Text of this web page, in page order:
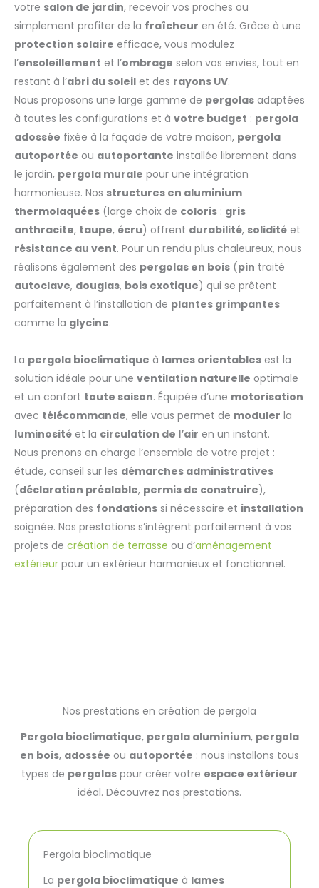
votre salon de jardin, recevoir vos proches ou
simplement profiter de la fraîcheur en été. Grâce à une
protection solaire efficace, vous modulez
l’ensoleillement et l’ombrage selon vos envies, tout en
restant à l’abri du soleil et des rayons UV.
Nous proposons une large gamme de pergolas adaptées
à toutes les configurations et à votre budget : pergola
adossée fixée à la façade de votre maison, pergola
autoportée ou autoportante installée librement dans
le jardin, pergola murale pour une intégration
harmonieuse. Nos structures en aluminium
thermolaquées (large choix de coloris : gris
anthracite, taupe, écru) offrent durabilité, solidité et
résistance au vent. Pour un rendu plus chaleureux, nous
réalisons également des pergolas en bois (pin traité
autoclave, douglas, bois exotique) qui se prêtent
parfaitement à l’installation de plantes grimpantes
comme la glycine.
La pergola bioclimatique à lames orientables est la
solution idéale pour une ventilation naturelle optimale
et un confort toute saison. Équipée d’une motorisation
avec télécommande, elle vous permet de moduler la
luminosité et la circulation de l’air en un instant.
Nous prenons en charge l’ensemble de votre projet :
étude, conseil sur les démarches administratives
(déclaration préalable, permis de construire),
préparation des fondations si nécessaire et installation
soignée. Nos prestations s’intègrent parfaitement à vos
projets de création de terrasse ou d’aménagement
extérieur pour un extérieur harmonieux et fonctionnel.
Nos prestations en création de pergola
Pergola bioclimatique, pergola aluminium, pergola
en bois, adossée ou autoportée : nous installons tous
types de pergolas pour créer votre espace extérieur
idéal. Découvrez nos prestations.
Pergola bioclimatique
La pergola bioclimatique à lames